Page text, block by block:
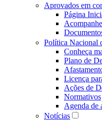
Aprovados em
Página
Política Nacional
Conheça
Plano de
Licença
Ações de
Normativos
Agenda de
Notícias